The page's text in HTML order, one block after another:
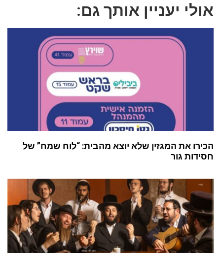
אולי יעניין אותך גם:
הכירו את המגזין שלא יוצא מהבית: “לוח שמח” של
חסידות גור